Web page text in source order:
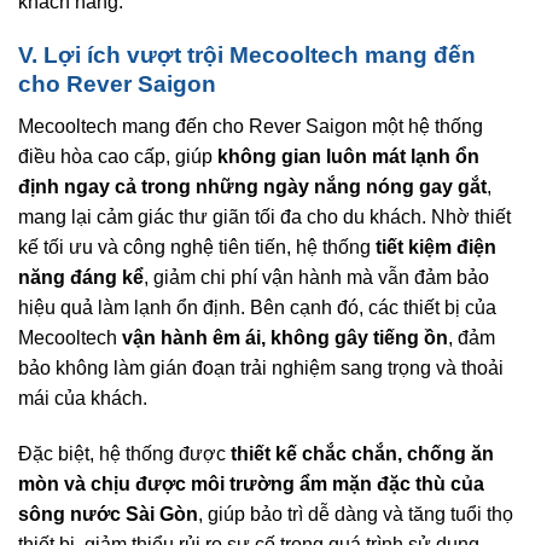
V. Lợi ích vượt trội Mecooltech mang đến
cho Rever Saigon
Mecooltech mang đến cho Rever Saigon một hệ thống
điều hòa cao cấp, giúp không gian luôn mát lạnh ổn
định ngay cả trong những ngày nắng nóng gay gắt,
mang lại cảm giác thư giãn tối đa cho du khách. Nhờ thiết
kế tối ưu và công nghệ tiên tiến, hệ thống tiết kiệm điện
năng đáng kể, giảm chi phí vận hành mà vẫn đảm bảo
hiệu quả làm lạnh ổn định. Bên cạnh đó, các thiết bị của
Mecooltech vận hành êm ái, không gây tiếng ồn, đảm
bảo không làm gián đoạn trải nghiệm sang trọng và thoải
mái của khách.
Đặc biệt, hệ thống được thiết kế chắc chắn, chống ăn
mòn và chịu được môi trường ẩm mặn đặc thù của
sông nước Sài Gòn, giúp bảo trì dễ dàng và tăng tuổi thọ